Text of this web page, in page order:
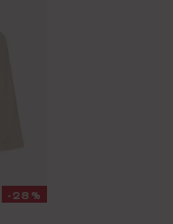
-28%